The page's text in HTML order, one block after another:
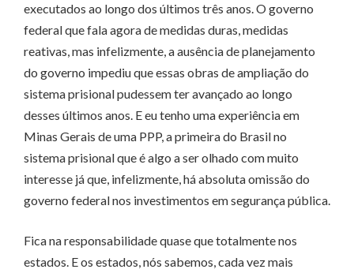
executados ao longo dos últimos três anos. O governo
federal que fala agora de medidas duras, medidas
reativas, mas infelizmente, a ausência de planejamento
do governo impediu que essas obras de ampliação do
sistema prisional pudessem ter avançado ao longo
desses últimos anos. E eu tenho uma experiência em
Minas Gerais de uma PPP, a primeira do Brasil no
sistema prisional que é algo a ser olhado com muito
interesse já que, infelizmente, há absoluta omissão do
governo federal nos investimentos em segurança pública.
Fica na responsabilidade quase que totalmente nos
estados. E os estados, nós sabemos, cada vez mais